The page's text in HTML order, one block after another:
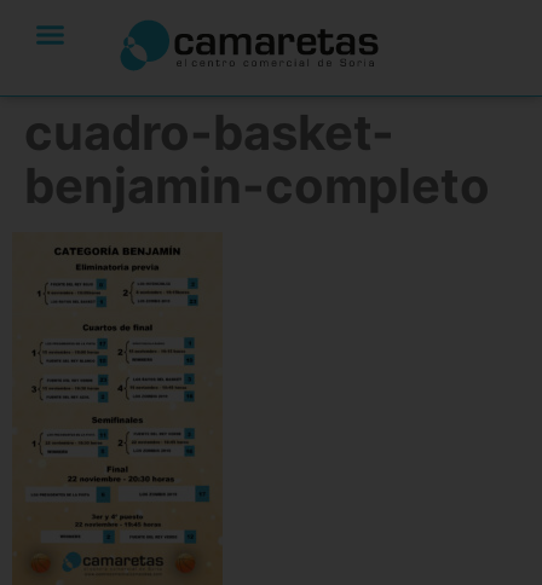
cuadro-basket-
benjamin-completo